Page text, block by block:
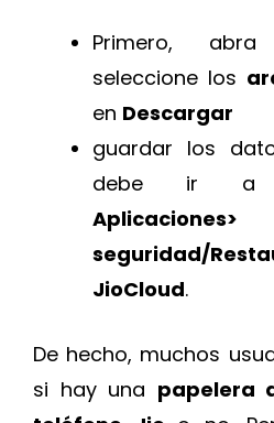
Primero,
seleccione los
en Descargar
guardar los
debe ir
seguridad/
JioCloud.
De hecho, muchos
si hay una papelera